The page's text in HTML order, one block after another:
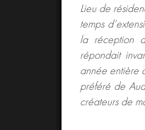
Lieu de
temps
la réception
répondait
année entière
préféré de
créateurs de